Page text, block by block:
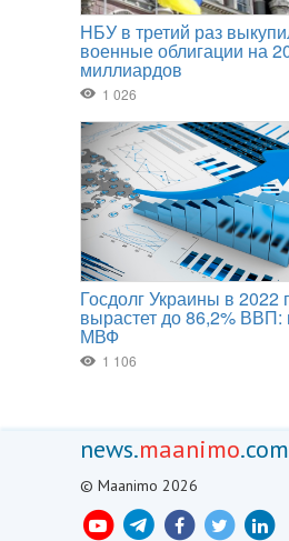
news.maanimo.com
© Maanimo 2026